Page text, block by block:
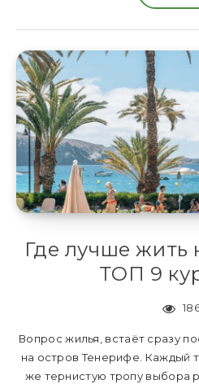
Где лучше жить
ТОП 9
Вопрос жилья, встаёт сразу
на остров Тенерифе. Каждый
же тернистую тропу выбора